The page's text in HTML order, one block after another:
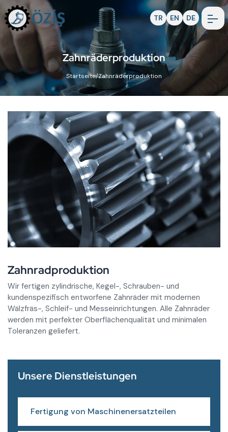
TR EN DE
Zahnräderproduktion
Startseite/Zahnräderproduktion
Unsere Dienstleistungen
Fertigung von Maschinenersatzteilen
Zahnradproduktion
Wir fertigen zylindrische, Kegel-, Schrauben- und
kundenspezifisch entworfene Zahnräder mit modernen
Wälzfräs-, Schleif- und Messeinrichtungen. Alle Zahnräder
werden mit perfekter Oberflächenqualität und minimalen
Toleranzen geliefert.